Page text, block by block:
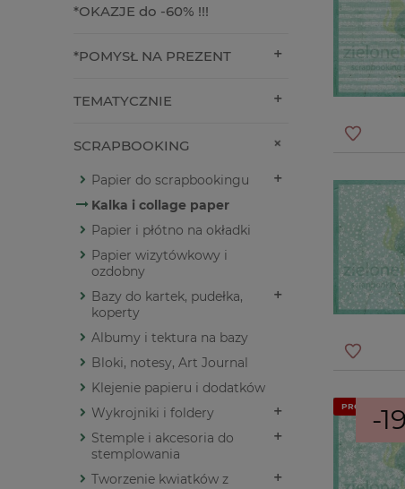
*OKAZJE do -60% !!!
*POMYSŁ NA PREZENT
TEMATYCZNIE
SCRAPBOOKING
Papier do scrapbookingu
Kalka i collage paper
Papier i płótno na okładki
Papier wizytówkowy i
ozdobny
Bazy do kartek, pudełka,
koperty
Albumy i tektura na bazy
Bloki, notesy, Art Journal
Klejenie papieru i dodatków
Wykrojniki i foldery
Stemple i akcesoria do
stemplowania
Tworzenie kwiatków z
-
PROMOCJA